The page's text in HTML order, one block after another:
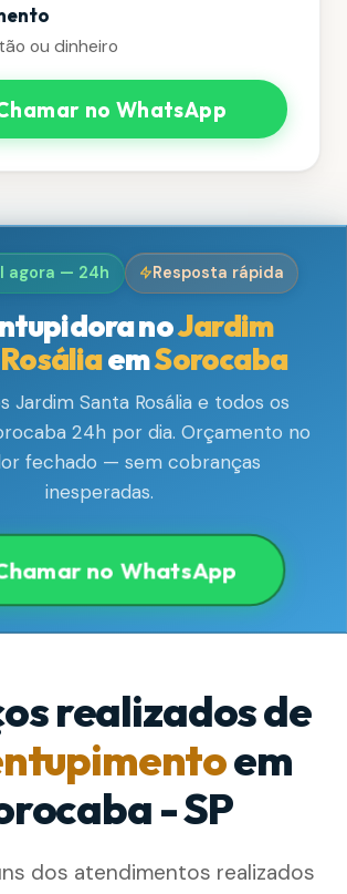
ou dinheiro
no WhatsApp
agora — 24h Resposta rápida
noJardim
emSorocaba
Jardim Santa Rosália e todos os
24h por dia. Orçamento no
fechado — sem cobranças
inesperadas.
no WhatsApp
realizados de
em
- SP
dos atendimentos realizados